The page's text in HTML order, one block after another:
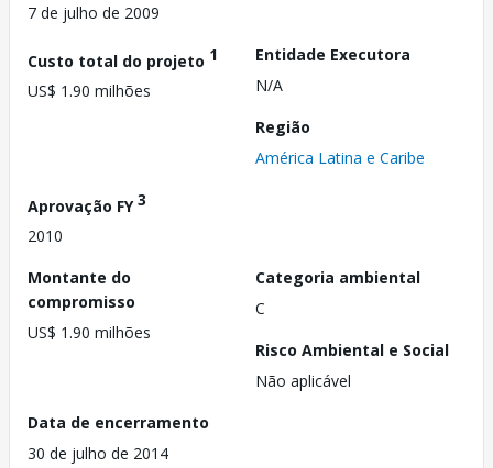
7 de julho de 2009
Custo total do projeto 1
US$ 1.90 milhões
Entidade Executora
N/A
Região
América Latina e Caribe
Aprovação FY3
2010
Montante do
compromisso
US$ 1.90 milhões
Categoria ambiental
C
Risco Ambiental e Social
Não aplicável
Data de encerramento
30 de julho de 2014